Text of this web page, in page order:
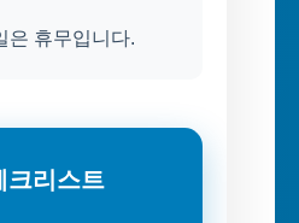
은 휴무입니다.
크리스트